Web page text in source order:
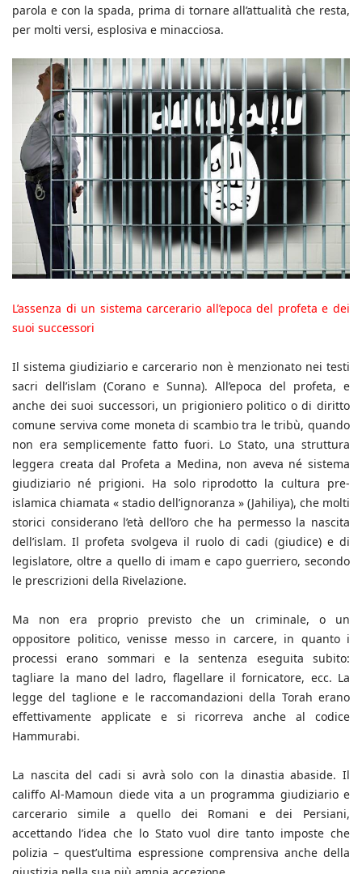
parola e con la spada, prima di tornare all’attualità che resta,
per molti versi, esplosiva e minacciosa.
L’assenza di un sistema carcerario all’epoca del profeta e dei
suoi successori
Il sistema giudiziario e carcerario non è menzionato nei testi
sacri dell’islam (Corano e Sunna). All’epoca del profeta, e
anche dei suoi successori, un prigioniero politico o di diritto
comune serviva come moneta di scambio tra le tribù, quando
non era semplicemente fatto fuori. Lo Stato, una struttura
leggera creata dal Profeta a Medina, non aveva né sistema
giudiziario né prigioni. Ha solo riprodotto la cultura pre-
islamica chiamata « stadio dell’ignoranza » (Jahiliya), che molti
storici considerano l’età dell’oro che ha permesso la nascita
dell’islam. Il profeta svolgeva il ruolo di cadi (giudice) e di
legislatore, oltre a quello di imam e capo guerriero, secondo
le prescrizioni della Rivelazione.
Ma non era proprio previsto che un criminale, o un
oppositore politico, venisse messo in carcere, in quanto i
processi erano sommari e la sentenza eseguita subito:
tagliare la mano del ladro, flagellare il fornicatore, ecc. La
legge del taglione e le raccomandazioni della Torah erano
effettivamente applicate e si ricorreva anche al codice
Hammurabi.
La nascita del cadi si avrà solo con la dinastia abaside. Il
califfo Al-Mamoun diede vita a un programma giudiziario e
carcerario simile a quello dei Romani e dei Persiani,
accettando l’idea che lo Stato vuol dire tanto imposte che
polizia – quest’ultima espressione comprensiva anche della